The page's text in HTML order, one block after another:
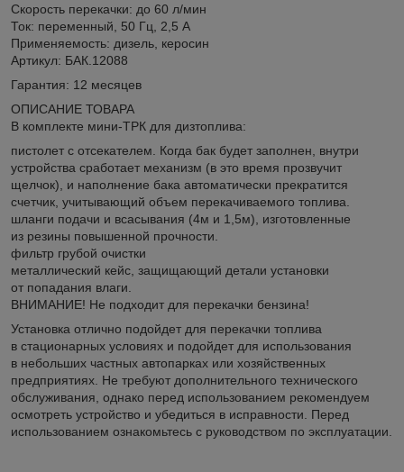
Скорость перекачки: до 60 л/мин
Ток: переменный, 50 Гц, 2,5 А
Применяемость: дизель, керосин
Артикул: БАК.12088
Гарантия: 12 месяцев
ОПИСАНИЕ ТОВАРА
В комплекте мини-ТРК для дизтоплива:
пистолет с отсекателем. Когда бак будет заполнен, внутри
устройства сработает механизм (в это время прозвучит
щелчок), и наполнение бака автоматически прекратится
счетчик, учитывающий объем перекачиваемого топлива.
шланги подачи и всасывания (4м и 1,5м), изготовленные
из резины повышенной прочности.
фильтр грубой очистки
металлический кейс, защищающий детали установки
от попадания влаги.
ВНИМАНИЕ! Не подходит для перекачки бензина!
Установка отлично подойдет для перекачки топлива
в стационарных условиях и подойдет для использования
в небольших частных автопарках или хозяйственных
предприятиях. Не требуют дополнительного технического
обслуживания, однако перед использованием рекомендуем
осмотреть устройство и убедиться в исправности. Перед
использованием ознакомьтесь с руководством по эксплуатации.